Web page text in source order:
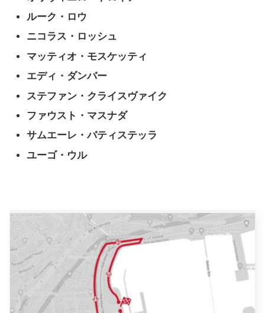
ルーク・ロウ
ニコラス・ロッシュ
マッティオ・モスケッティ
エディ・ダンバー
ステファン・クライスヴァイク
ファウスト・マスナダ
サムエーレ・バティステッラ
ユーゴ・ウル